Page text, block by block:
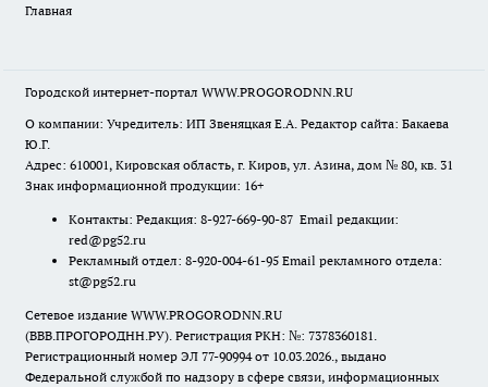
Главная
Городской интернет-портал WWW.PROGORODNN.RU
О компании: Учредитель: ИП Звеняцкая Е.А. Редактор сайта: Бакаева
Ю.Г.
Адрес: 610001, Кировская область, г. Киров, ул. Азина, дом № 80, кв. 31
Знак информационной продукции: 16+
Контакты: Редакция: 8-927-669-90-87 Email редакции:
red@pg52.ru
Рекламный отдел: 8-920-004-61-95 Email рекламного отдела:
st@pg52.ru
Сетевое издание WWW.PROGORODNN.RU
(ВВВ.ПРОГОРОДНН.РУ). Регистрация РКН: №: 7378360181.
Регистрационный номер ЭЛ 77-90994 от 10.03.2026., выдано
Федеральной службой по надзору в сфере связи, информационных